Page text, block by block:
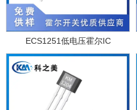
ECS1251低电压霍尔IC